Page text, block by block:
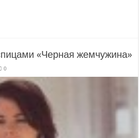
«Черная жемчужина»
0